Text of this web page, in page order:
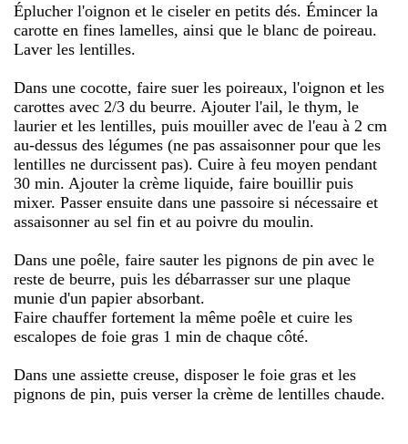
Éplucher l'oignon et le ciseler en petits dés. Émincer la
carotte en fines lamelles, ainsi que le blanc de poireau.
Laver les lentilles.
Dans une cocotte, faire suer les poireaux, l'oignon et les
carottes avec 2/3 du beurre. Ajouter l'ail, le thym, le
laurier et les lentilles, puis mouiller avec de l'eau à 2 cm
au-dessus des légumes (ne pas assaisonner pour que les
lentilles ne durcissent pas). Cuire à feu moyen pendant
30 min. Ajouter la crème liquide, faire bouillir puis
mixer. Passer ensuite dans une passoire si nécessaire et
assaisonner au sel fin et au poivre du moulin.
Dans une poêle, faire sauter les pignons de pin avec le
reste de beurre, puis les débarrasser sur une plaque
munie d'un papier absorbant.
Faire chauffer fortement la même poêle et cuire les
escalopes de foie gras 1 min de chaque côté.
Dans une assiette creuse, disposer le foie gras et les
pignons de pin, puis verser la crème de lentilles chaude.